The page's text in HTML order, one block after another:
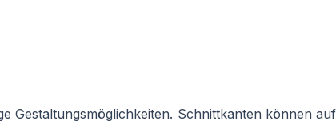
Gestaltungsmöglichkeiten. Schnittkanten können auf